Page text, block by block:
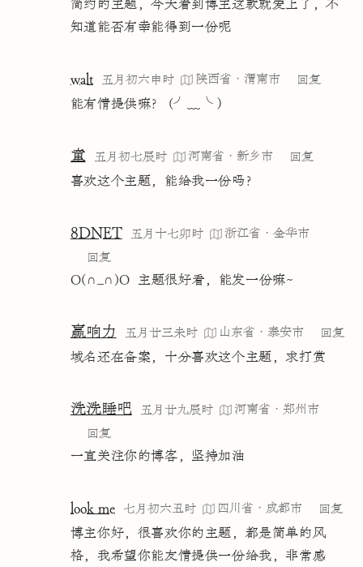
简约的主题，今天看到博主这款就爱上了，不
知道能否有幸能得到一份呢
walt 五月初六申时 陕西省·渭南市
回复
能有情提供嘛？ (╯﹏╰）
童 五月初七辰时 河南省·新乡市
回复
喜欢这个主题，能给我一份吗？
8DNET 五月十七卯时
浙江省·金华市
回复
O(∩_∩)O  主题很好看，能发一份嘛~
赢响力 五月廿三未时 山东省·泰安市
回复
域名还在备案，十分喜欢这个主题，求打赏
洗洗睡吧 五月廿九辰时
河南省·郑州市
回复
一直关注你的博客，坚持加油
look me 七月初六丑时 四川省·成都市
回复
博主你好，很喜欢你的主题，都是简单的风
格，我希望你能友情提供一份给我，非常感